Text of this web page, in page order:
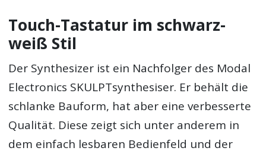
Touch-Tastatur im schwarz-
weiß Stil
Der Synthesizer ist ein Nachfolger des Modal
Electronics SKULPTsynthesiser. Er behält die
schlanke Bauform, hat aber eine verbesserte
Qualität. Diese zeigt sich unter anderem in
dem einfach lesbaren Bedienfeld und der